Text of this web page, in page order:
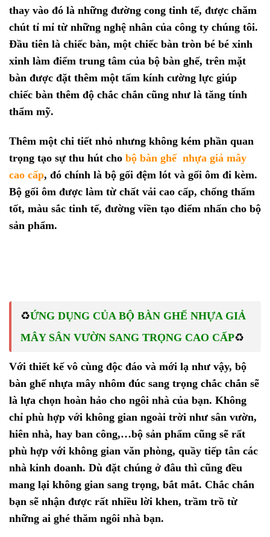
thay vào đó là những đường cong tinh tế, được chăm
chút tỉ mỉ từ những nghệ nhân của công ty chúng tôi.
Đầu tiên là chiếc bàn, một chiếc bàn tròn bé bé xinh
xinh làm điểm trung tâm của bộ bàn ghế, trên mặt
bàn được đặt thêm một tấm kính cường lực giúp
chiếc bàn thêm độ chắc chắn cũng như là tăng tính
thẩm mỹ.
Thêm một chi tiết nhỏ nhưng không kém phần quan
trọng tạo sự thu hút cho bộ bàn ghế nhựa giả mây
cao cấp, đó chính là bộ gối đệm lót và gối ôm đi kèm.
Bộ gối ôm được làm từ chất vải cao cấp, chống thấm
tốt, màu sắc tinh tế, đường viền tạo điểm nhấn cho bộ
sản phẩm.
♻️ỨNG DỤNG CỦA BỘ BÀN GHẾ NHỰA GIẢ
MÂY SÂN VƯỜN SANG TRỌNG CAO CẤP♻️
Với thiết kế vô cùng độc đáo và mới lạ như vậy, bộ
bàn ghế nhựa mây nhôm đúc sang trọng chắc chắn sẽ
là lựa chọn hoàn hảo cho ngôi nhà của bạn. Không
chỉ phù hợp với không gian ngoài trời như sân vườn,
hiên nhà, hay ban công,…bộ sản phẩm cũng sẽ rất
phù hợp với không gian văn phòng, quầy tiếp tân các
nhà kinh doanh. Dù đặt chúng ở đâu thì cũng đều
mang lại không gian sang trọng, bắt mắt. Chắc chắn
bạn sẽ nhận được rất nhiều lời khen, trầm trồ từ
những ai ghé thăm ngôi nhà bạn.